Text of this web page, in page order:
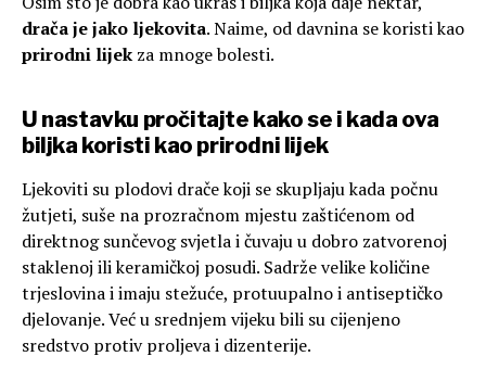
drača je jako ljekovita. Naime, od davnina se koristi kao
prirodni lijek za mnoge bolesti.
U nastavku pročitajte kako se i kada ova
biljka koristi kao prirodni lijek
Ljekoviti su plodovi drače koji se skupljaju kada počnu
žutjeti, suše na prozračnom mjestu zaštićenom od
direktnog sunčevog svjetla i čuvaju u dobro zatvorenoj
staklenoj ili keramičkoj posudi. Sadrže velike količine
trjeslovina i imaju stežuće, protuupalno i antiseptičko
djelovanje. Već u srednjem vijeku bili su cijenjeno
sredstvo protiv proljeva i dizenterije.